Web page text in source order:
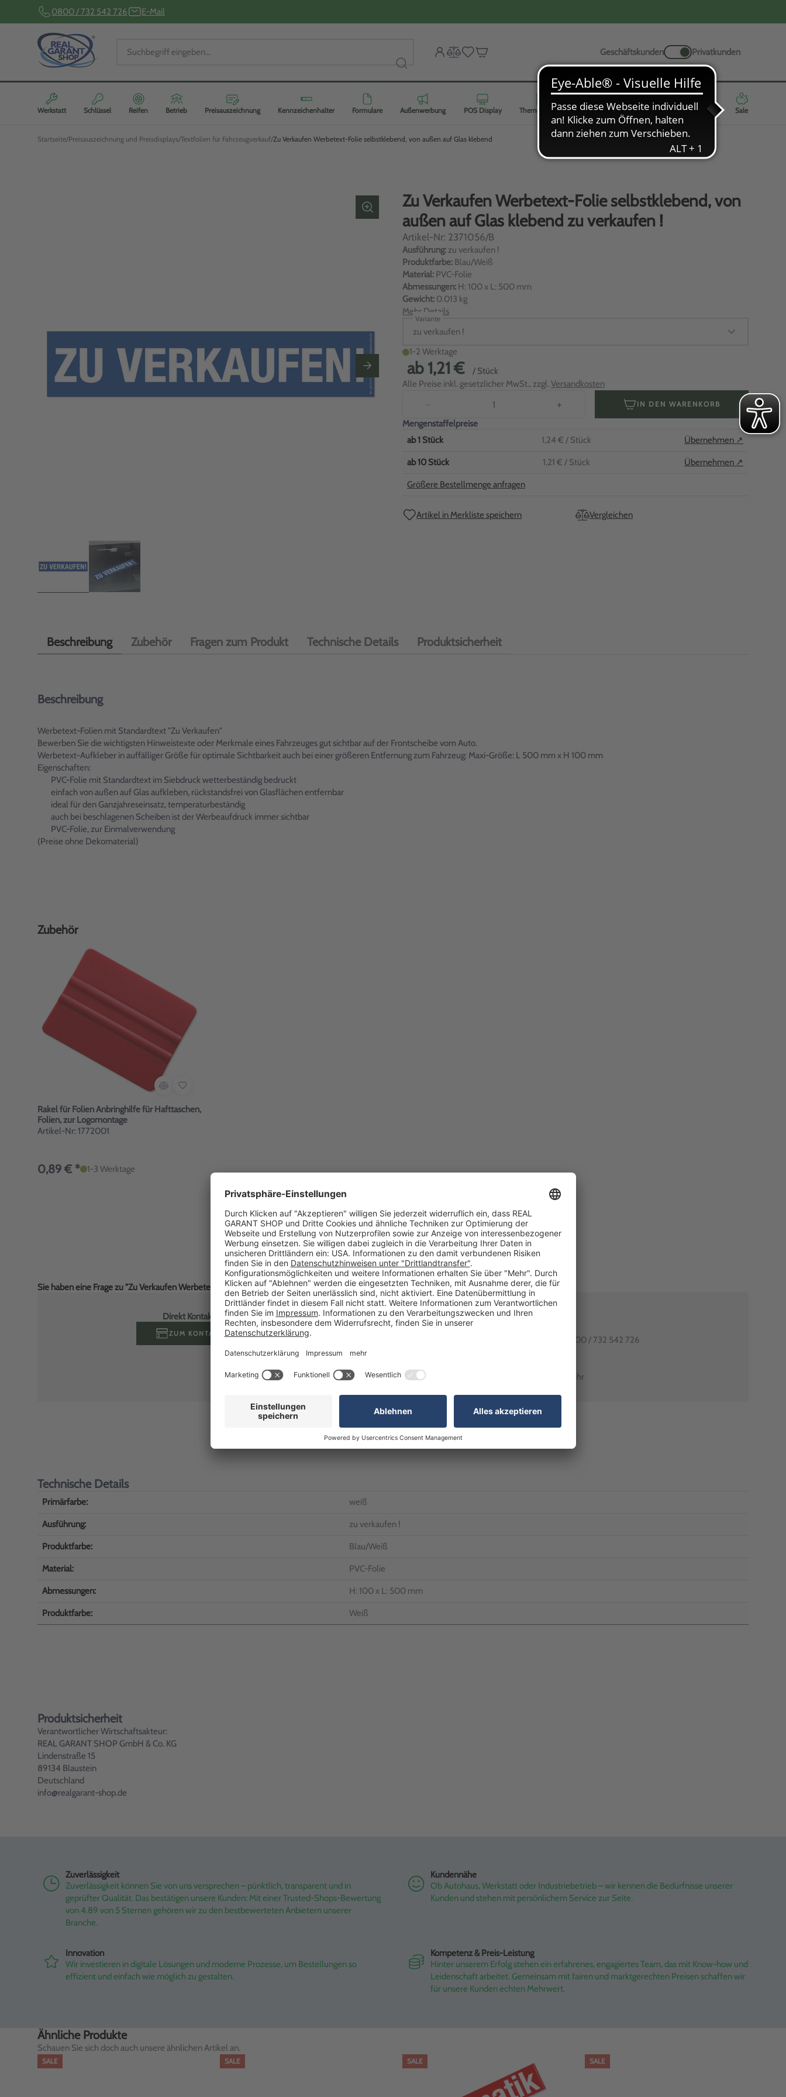
0800 / 732 542 726 E-Mail
Geschäftskunden Privatkunden
Werkstatt Schlüssel Reifen Betrieb Preisauszeichnung Kennzeichenhalter Formulare Außenwerbung POS Display Themenwelten Werbeartikel Neuheiten Highlights Sale
Startseite Preisauszeichnung und Preisdisplays Textfolien für Fahrzeugverkauf Zu Verkaufen Werbetext-Folie selbstklebend, von außen auf Glas klebend
Zu Verkaufen Werbetext-Folie selbstklebend, von
außen auf Glas klebend zu verkaufen !
Artikel-Nr: 2371056/B
Ausführung: zu verkaufen !
Produktfarbe: Blau/Weiß
Material: PVC-Folie
Abmessungen: H: 100 x L: 500 mm
Gewicht: 0.013 kg
Mehr Details
Variante
zu verkaufen !
1-2 Werktage
ab 1,21 €
/ Stück
Alle Preise inkl. gesetzlicher MwSt., zzgl. Versandkosten
− + IN DEN WARENKORB
Mengenstaffelpreise
ab1 Stück 1,24 € / Stück Übernehmen ↗
ab10 Stück 1,21 € / Stück Übernehmen ↗
Größere Bestellmenge anfragen
Artikel in Merkliste speichern Vergleichen
Beschreibung Zubehör Fragen zum Produkt Technische Details Produktsicherheit
Beschreibung
Werbetext-Folien mit Standardtext "Zu Verkaufen"
Bewerben Sie die wichtigsten Hinweistexte oder Merkmale eines Fahrzeuges gut sichtbar auf der Frontscheibe vom Auto.
Werbetext-Aufkleber in auffälliger Größe für optimale Sichtbarkeit auch bei einer größeren Entfernung zum Fahrzeug: Maxi-Größe: L 500 mm x H 100 mm
Eigenschaften:
PVC-Folie mit Standardtext im Siebdruck wetterbeständig bedruckt
einfach von außen auf Glas aufkleben, rückstandsfrei von Glasflächen entfernbar
ideal für den Ganzjahreseinsatz, temperaturbeständig
auch bei beschlagenen Scheiben ist der Werbeaufdruck immer sichtbar
PVC-Folie, zur Einmalverwendung
(Preise ohne Dekomaterial)
Zubehör
Rakel für Folien Anbringhilfe für Hafttaschen,
Folien, zur Logomontage
Artikel-Nr: 1772001
0,89 € * 1-3 Werktage
Sie haben eine Frage zu "Zu Verkaufen Werbetext-Folie selbstklebend, von außen auf Glas klebend"? Wir haben die Antwort!
Direkt Kontakt aufnehmen
ZUM KONTAKTFORMULAR
Alternativ erreichen Sie uns
Telefon:+49 (0)7024 / 80991-0
Kostenfrei innerhalb Deutschlands: 0800 / 732 542 726
Montag bis Freitag: 8:00 Uhr – 18:00 Uhr
Technische Details
Primärfarbe: weiß
Ausführung: zu verkaufen !
Produktfarbe: Blau/Weiß
Material: PVC-Folie
Abmessungen: H: 100 x L: 500 mm
Produktfarbe: Weiß
Produktsicherheit
Verantwortlicher Wirtschaftsakteur:
REAL GARANT SHOP GmbH & Co. KG
Lindenstraße 15
89134 Blaustein
Deutschland
info@realgarant-shop.de
Zuverlässigkeit
Zuverlässigkeit können Sie von uns versprechen – pünktlich, transparent und in
geprüfter Qualität. Das bestätigen unsere Kunden: Mit einer Trusted-Shops-Bewertung
von 4.89 von 5 Sternen gehören wir zu den bestbewerteten Anbietern unserer
Branche.
Kundennähe
Ob Autohaus, Werkstatt oder Industriebetrieb – wir kennen die Bedürfnisse unserer
Kunden und stehen mit persönlichem Service zur Seite.
Innovation
Wir investieren in digitale Lösungen und moderne Prozesse, um Bestellungen so
effizient und einfach wie möglich zu gestalten.
Kompetenz & Preis-Leistung
Hinter unserem Erfolg stehen ein erfahrenes, engagiertes Team, das mit Know-how und
Leidenschaft arbeitet. Gemeinsam mit fairen und marktgerechten Preisen schaffen wir
für unsere Kunden echten Mehrwert.
Ähnliche Produkte
Schauen Sie sich doch auch unsere ähnlichen Artikel an.
SALE SALE SALE SALE